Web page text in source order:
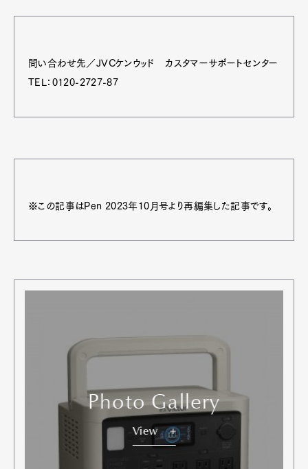
問い合わせ先／JVCケンウッド カスタマーサポートセンター
TEL：0120-2727-87
※この記事はPen 2023年10月号より再編集した記事です。
Photo Gallery
View